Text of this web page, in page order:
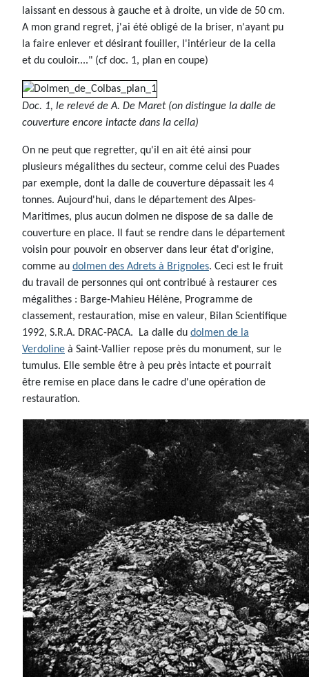
laissant en dessous à gauche et à droite, un vide de 50 cm.
A mon grand regret, j'ai été obligé de la briser, n'ayant pu
la faire enlever et désirant fouiller, l'intérieur de la cella
et du couloir...." (cf doc. 1, plan en coupe)
Doc. 1, le relevé de A. De Maret (on distingue la dalle de
couverture encore intacte dans la cella)
On ne peut que regretter, qu'il en ait été ainsi pour
plusieurs mégalithes du secteur, comme celui des Puades
par exemple, dont la dalle de couverture dépassait les 4
tonnes. Aujourd'hui, dans le département des Alpes-
Maritimes, plus aucun dolmen ne dispose de sa dalle de
couverture en place. Il faut se rendre dans le département
voisin pour pouvoir en observer dans leur état d'origine,
comme au dolmen des Adrets à Brignoles. Ceci est le fruit
du travail de personnes qui ont contribué à restaurer ces
mégalithes : Barge-Mahieu Hélène, Programme de
classement, restauration, mise en valeur, Bilan Scientifique
1992, S.R.A. DRAC-PACA. La dalle du dolmen de la
Verdoline à Saint-Vallier repose près du monument, sur le
tumulus. Elle semble être à peu près intacte et pourrait
être remise en place dans le cadre d'une opération de
restauration.